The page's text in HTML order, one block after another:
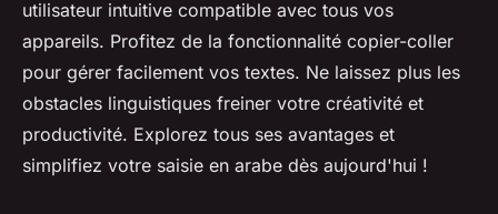
utilisateur intuitive compatible avec tous vos
appareils. Profitez de la fonctionnalité copier-coller
pour gérer facilement vos textes. Ne laissez plus les
obstacles linguistiques freiner votre créativité et
productivité. Explorez tous ses avantages et
simplifiez votre saisie en arabe dès aujourd'hui !